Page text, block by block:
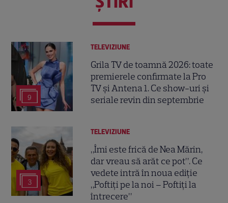
9
TELEVIZIUNE
Grila TV de toamnă 2026: toate
premierele confirmate la Pro
TV și Antena 1. Ce show-uri și
seriale revin din septembrie
3
TELEVIZIUNE
„Îmi este frică de Nea Mărin,
dar vreau să arăt ce pot”. Ce
vedete intră în noua ediție
„Poftiți pe la noi – Poftiți la
întrecere”